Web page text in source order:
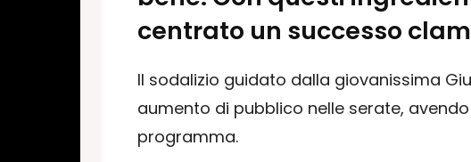
centrato un successo
Il sodalizio guidato dalla giovanissima
aumento di pubblico nelle serate,
programma.